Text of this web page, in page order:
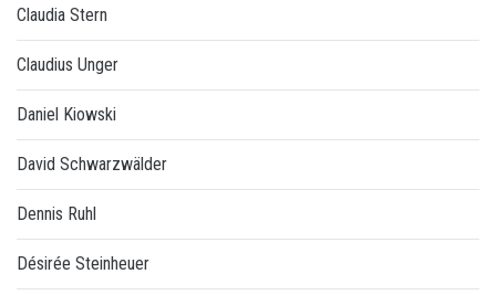
Claudia Stern
Claudius Unger
Daniel Kiowski
David Schwarzwälder
Dennis Ruhl
Désirée Steinheuer